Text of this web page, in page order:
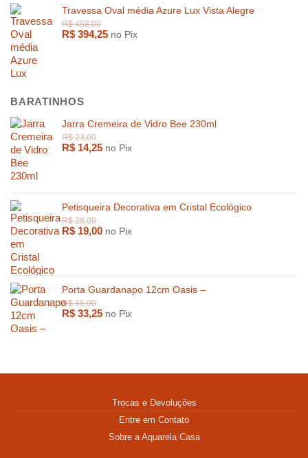
247,00
Travessa Oval média Azure Lux Vista Alegre
R$ 394,25 no Pix
BARATINHOS
Jarra Cremeira de Vidro Bee 230ml
R$ 14,25 no Pix
Petisqueira Decorativa em Cristal Ecológico
R$ 19,00 no Pix
Porta Guardanapo 12cm Oasis –
R$ 33,25 no Pix
Trocas e Devoluções
Entre em Contato
Sobre a Aquarela Casa